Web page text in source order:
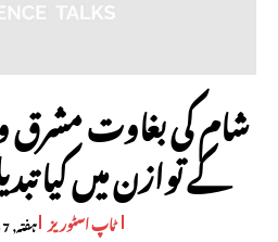
شام کی بغاوت
کے توازن میں کیا
ٹاپ اسٹوریز ہفتہ, 7 دسمبر, 2024